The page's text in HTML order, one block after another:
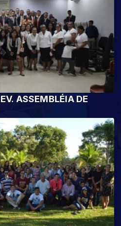
ASSEMBLÉIA DE